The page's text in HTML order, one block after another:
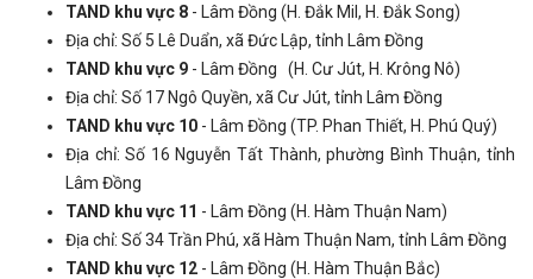
TAND khu vực 8 - Lâm Đồng (H. Đắk Mil, H. Đắk Song)
Địa chỉ: Số 5 Lê Duẩn, xã Đức Lập, tỉnh Lâm Đồng
TAND khu vực 9 - Lâm Đồng (H. Cư Jút, H. Krông Nô)
Địa chỉ: Số 17 Ngô Quyền, xã Cư Jút, tỉnh Lâm Đồng
TAND khu vực 10 - Lâm Đồng (TP. Phan Thiết, H. Phú Quý)
Địa chỉ: Số 16 Nguyễn Tất Thành, phường Bình Thuận, tỉnh
Lâm Đồng
TAND khu vực 11 - Lâm Đồng (H. Hàm Thuận Nam)
Địa chỉ: Số 34 Trần Phú, xã Hàm Thuận Nam, tỉnh Lâm Đồng
TAND khu vực 12 - Lâm Đồng (H. Hàm Thuận Bắc)